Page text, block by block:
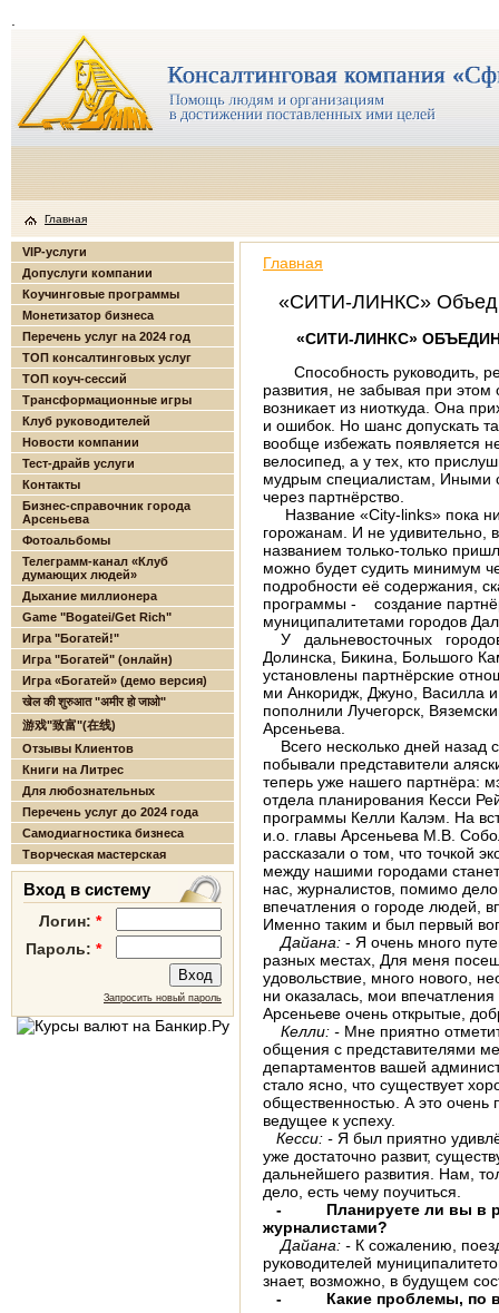
Главная
VIP-услуги
Допуслуги компании
Коучинговые программы
Монетизатор бизнеса
Перечень услуг на 2024 год
ТОП консалтинговых услуг
ТОП коуч-сессий
Трансформационные игры
Клуб руководителей
Новости компании
Тест-драйв услуги
Контакты
Бизнес-справочник города
Арсеньева
Фотоальбомы
Телеграмм-канал «Клуб
думающих людей»
Дыхание миллионера
Game "Bogatei/Get Rich"
Игра "Богатей!"
Игра "Богатей" (онлайн)
Игра «Богатей» (демо версия)
खेल की शुरुआत "अमीर हो जाओ"
游戏"致富"(在线)
Отзывы Клиентов
Книги на Литрес
Для любознательных
Перечень услуг до 2024 года
Самодиагностика бизнеса
Творческая мастерская
Вход в систему
Логин: *
Пароль: *
Запросить новый пароль
Главная
«СИТИ-ЛИНКС»
«СИТИ-ЛИНКС»
Способность руководить,
развития, не забывая при
возникает из ниоткуда. Она
и ошибок. Но шанс допускать
вообще избежать появляется
велосипед, а у тех, кто
мудрым специалистам, Иными
через партнёрство.
Название «City-links» пока
горожанам. И не удивительно,
названием толь­ко-только
можно будет судить минимум
подробности её содержания,
программы - создание
муниципалитетами го­родов
У дальневосточных
Долинска, Бикина, Большого
установлены партнёрские
ми Анкоридж, Джуно, Василла
пополни­ли Лучегорск,
Арсеньева.
Всего несколько дней назад
побывали представители
теперь уже нашего партнёра:
отдела планирования Кесси
программы Келли Калэм. На
и.о. главы Арсеньева М.В.
рассказали о том, что точ­кой
между нашими городами
нас, журналистов, помимо
впечатления о городе людей,
Именно таким и был первый
Дайана: - Я очень много
разных мес­тах, Для меня
удовольствие, много нового,
ни оказалась, мои
Арсеньеве очень открытые,
Келли: - Мне приятно
общения с представителями
департамен­тов вашей
стало ясно, что существует
общественностью. А это очень
ведущее к успеху.
Кесси: - Я был приятно
уже до­статочно развит,
дальнейшего развития. Нам,
дело, есть чему поучиться.
- Планируете ли вы в
журналистами?
Дайана: - К сожалению,
руководителей
знает, возможно, в будущем
- Какие проблемы, по